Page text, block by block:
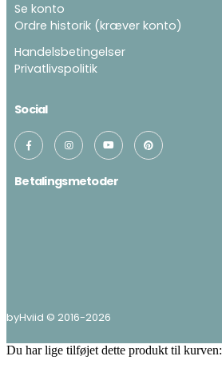
Se konto
Ordre historik (kræver konto)
Handelsbetingelser
Privatlivspolitik
Social
Betalingsmetoder
byHviid © 2016-2026
Du har lige tilføjet dette produkt til kurven: